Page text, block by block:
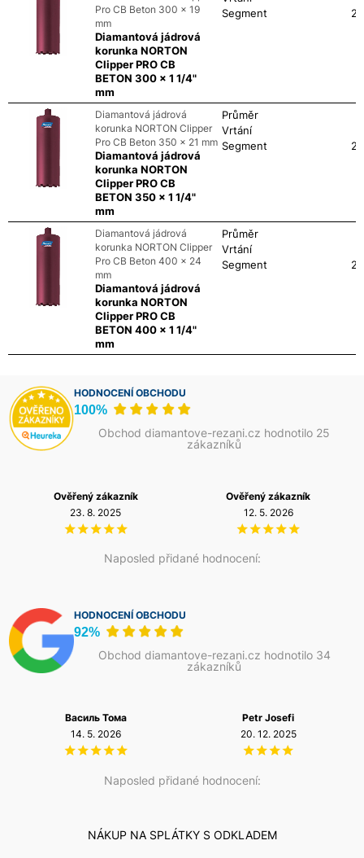
Pro CB Beton 300 x 19
mm
Diamantová jádrová
korunka NORTON
Clipper PRO CB
BETON 300 x 1 1/4"
mm
Segment
Diamantová jádrová
korunka NORTON Clipper
Pro CB Beton 350 x 21 mm
Diamantová jádrová
korunka NORTON
Clipper PRO CB
BETON 350 x 1 1/4"
mm
Průměr
Vrtání
Segment
Diamantová jádrová
korunka NORTON Clipper
Pro CB Beton 400 x 24
mm
Diamantová jádrová
korunka NORTON
Clipper PRO CB
BETON 400 x 1 1/4"
mm
Průměr
Vrtání
Segment
HODNOCENÍ OBCHODU
100%
Obchod diamantove-rezani.cz hodnotilo 25
zákazníků
Naposled přidané hodnocení:
Ověřený zákazník
23. 8. 2025
Ověřený zákazník
12. 5. 2026
HODNOCENÍ OBCHODU
92%
Obchod diamantove-rezani.cz hodnotilo 34
zákazníků
Naposled přidané hodnocení:
Василь Тома
14. 5. 2026
Petr Josefi
20. 12. 2025
NÁKUP NA SPLÁTKY S ODKLADEM